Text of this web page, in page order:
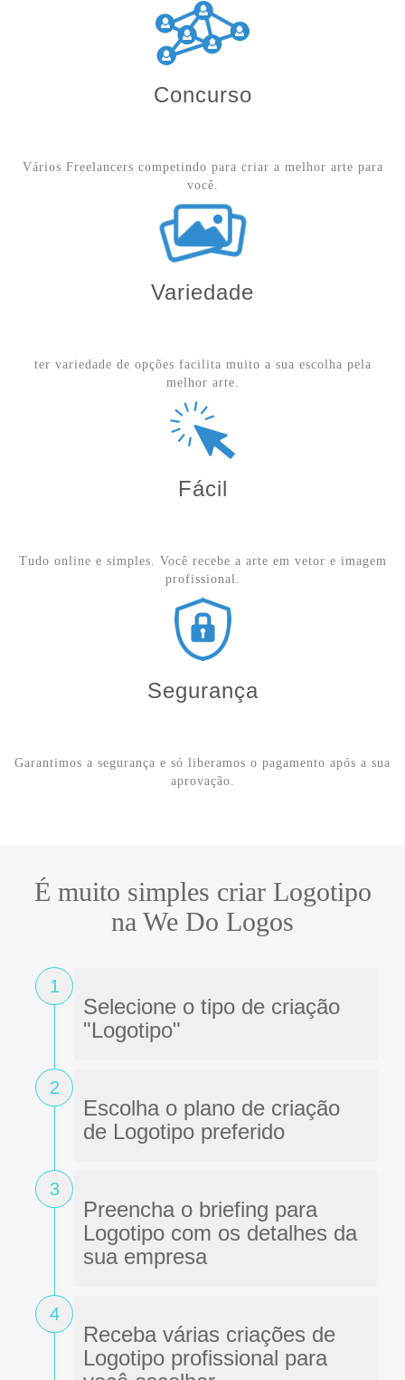
Concurso
Vários Freelancers competindo para criar a melhor arte para
você.
Variedade
ter variedade de opções facilita muito a sua escolha pela
melhor arte.
Fácil
Tudo online e simples. Você recebe a arte em vetor e imagem
profissional.
Segurança
Garantimos a segurança e só liberamos o pagamento após a sua
aprovação.
É muito simples criar Logotipo
na We Do Logos
1
Selecione o tipo de criação
"Logotipo"
2
Escolha o plano de criação
de Logotipo preferido
3
Preencha o briefing para
Logotipo com os detalhes da
sua empresa
4
Receba várias criações de
Logotipo profissional para